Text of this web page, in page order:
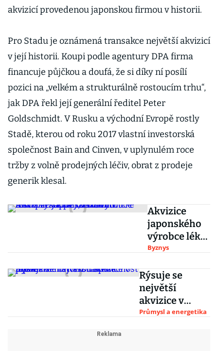
akvizicí provedenou japonskou firmou v historii.
Pro Stadu je oznámená transakce největší akvizicí
v její historii. Koupi podle agentury DPA firma
financuje půjčkou a doufá, že si díky ní posílí
pozici na „velkém a strukturálně rostoucím trhu“,
jak DPA řekl její generální ředitel Peter
Goldschmidt. V Rusku a východní Evropě rostly
Stadě, kterou od roku 2017 vlastní investorská
společnost Bain and Cinven, v uplynulém roce
tržby z volně prodejných léčiv, obrat z prodeje
generik klesal.
Akvizice
japonského
výrobce léků
patří k
historii:
koupě
farmaceutick
é Shire vyšla
Byznys
Rýsuje se
největší
akvizice v
japonské
Průmysl a energetika